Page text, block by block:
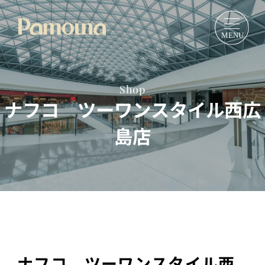
Shop
ナフコ ツーワンスタイル西広
島店